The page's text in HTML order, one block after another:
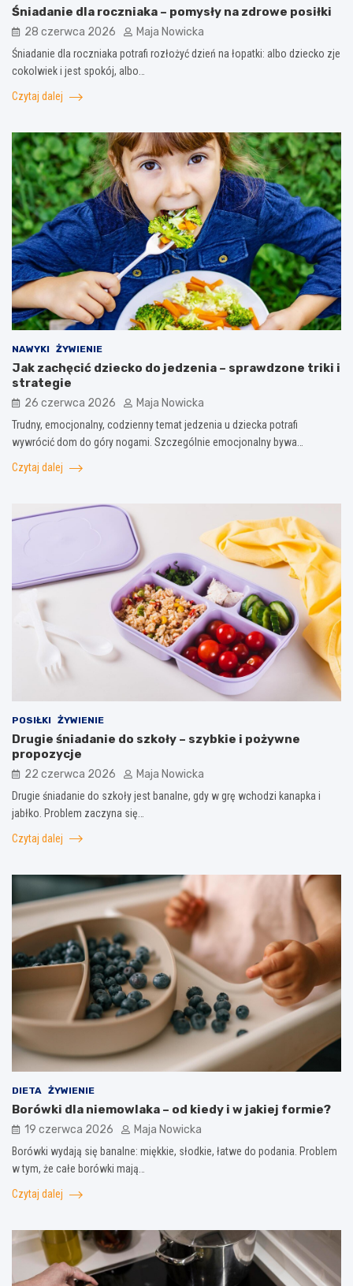
Śniadanie dla roczniaka – pomysły na zdrowe posiłki
28 czerwca 2026 Maja Nowicka
Śniadanie dla roczniaka potrafi rozłożyć dzień na łopatki: albo dziecko zje
cokolwiek i jest spokój, albo…
Czytaj dalej
NAWYKI ŻYWIENIE
Jak zachęcić dziecko do jedzenia – sprawdzone triki i
strategie
26 czerwca 2026 Maja Nowicka
Trudny, emocjonalny, codzienny temat jedzenia u dziecka potrafi
wywrócić dom do góry nogami. Szczególnie emocjonalny bywa…
Czytaj dalej
POSIŁKI ŻYWIENIE
Drugie śniadanie do szkoły – szybkie i pożywne
propozycje
22 czerwca 2026 Maja Nowicka
Drugie śniadanie do szkoły jest banalne, gdy w grę wchodzi kanapka i
jabłko. Problem zaczyna się…
Czytaj dalej
DIETA ŻYWIENIE
Borówki dla niemowlaka – od kiedy i w jakiej formie?
19 czerwca 2026 Maja Nowicka
Borówki wydają się banalne: miękkie, słodkie, łatwe do podania. Problem
w tym, że całe borówki mają…
Czytaj dalej